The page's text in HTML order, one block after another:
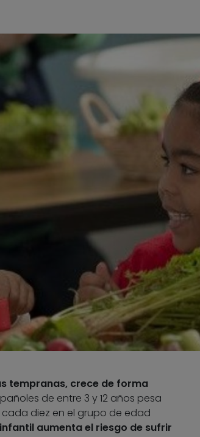
tempranas, crece de forma
de entre 3 y 12 años pesa
diez en el grupo de edad
aumenta el riesgo de sufrir